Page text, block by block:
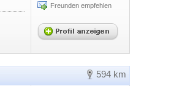
Freunden empfehlen
594 km